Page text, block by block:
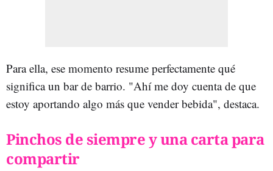
Para ella, ese momento resume perfectamente qué
significa un bar de barrio. "Ahí me doy cuenta de que
estoy aportando algo más que vender bebida", destaca.
Pinchos de siempre y una carta para
compartir